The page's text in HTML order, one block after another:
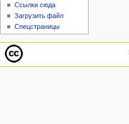
Ссылки сюда
Загрузить файл
Спецстраницы